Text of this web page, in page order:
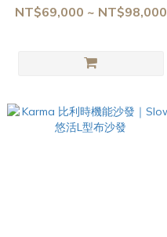
NT$69,000 ~ NT$98,000